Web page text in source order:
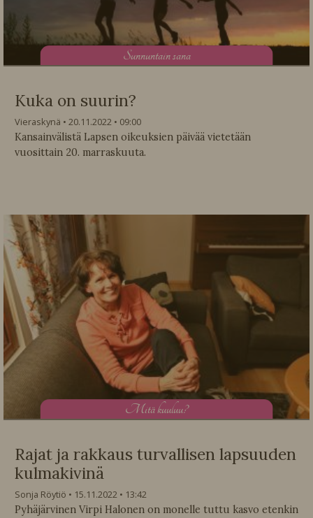
Sunnuntain sana
Kuka on suurin?
Vieraskynä 20.11.2022
09:00
Kansainvälistä Lapsen oikeuksien päivää vietetään
vuosittain 20. marraskuuta.
Mitä kuuluu?
Rajat ja rakkaus turvallisen lapsuuden
kulmakivinä
Sonja Röytiö 15.11.2022
13:42
Pyhäjärvinen Virpi Halonen on monelle tuttu kasvo etenkin